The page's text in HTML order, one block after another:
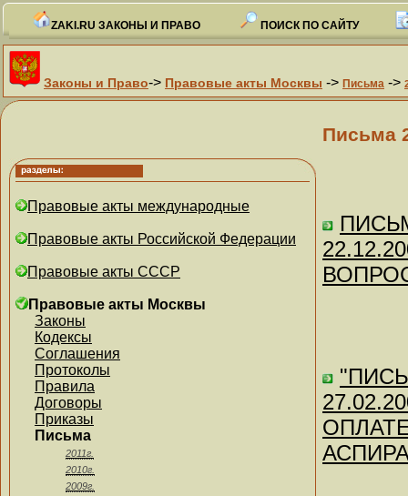
ZAKI.RU ЗАКОНЫ И ПРАВО ПОИСК ПО САЙТУ
Законы и Право-> Правовые акты Москвы -> Письма ->
Правовые акты международные
Правовые акты Российской Федерации
Правовые акты СССР
Правовые акты Москвы
Законы
Кодексы
Соглашения
Протоколы
Правила
Договоры
Приказы
Письма
2011г.
2010г.
2009г.
Письма